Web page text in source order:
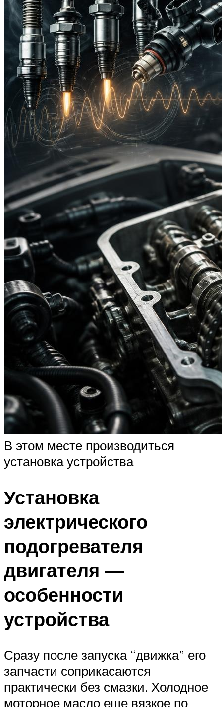
В этом месте производиться
установка устройства
Установка
электрического
подогревателя
двигателя —
особенности
устройства
Сразу после запуска “движка” его
запчасти соприкасаются
практически без смазки. Холодное
моторное масло еще вязкое по